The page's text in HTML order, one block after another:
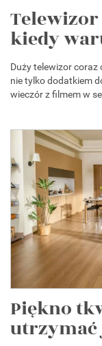
Telewizor
kiedy
Duży telewizor coraz
nie tylko dodatkiem
wieczór z filmem w
Piękno
utrzymać